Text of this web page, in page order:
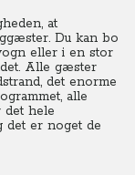
at
Du kan bo
eller i en stor
Alle gæster
det enorme
alle
det hele
det er noget de